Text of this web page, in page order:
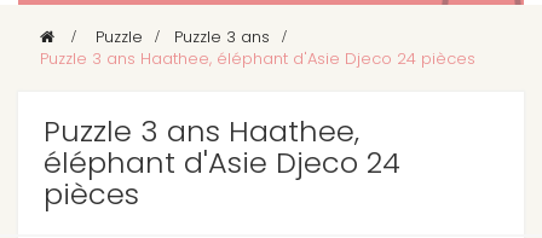
> Puzzle > Puzzle 3 ans >
Puzzle 3 ans Haathee, éléphant d'Asie Djeco 24 pièces
Puzzle 3 ans Haathee,
éléphant d'Asie Djeco 24
pièces